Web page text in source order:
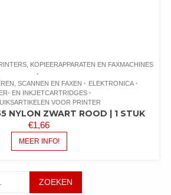
KOPIEERAPPARATEN EN FAXMACHINES
SCANNEN EN FAXEN
ELEKTRONICA
EN INKJETCARTRIDGES
VOOR PRINTER
NYLON ZWART ROOD | 1 STUK
€1,66
MEER INFO!
ZOEKEN